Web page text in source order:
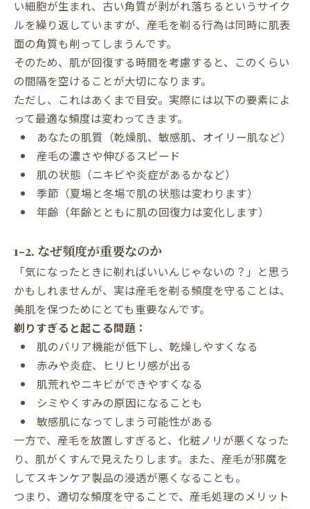
い細胞が生まれ、古い角質が剥がれ落ちるというサイク
ルを繰り返していますが、産毛を剃る行為は同時に肌表
面の角質も削ってしまうんです。
そのため、肌が回復する時間を考慮すると、このくらい
の間隔を空けることが大切になります。
ただし、これはあくまで目安。実際には以下の要素によ
って最適な頻度は変わってきます。
あなたの肌質（乾燥肌、敏感肌、オイリー肌など）
産毛の濃さや伸びるスピード
肌の状態（ニキビや炎症があるかなど）
季節（夏場と冬場で肌の状態は変わります）
年齢（年齢とともに肌の回復力は変化します）
1-2. なぜ頻度が重要なのか
「気になったときに剃ればいいんじゃないの？」と思う
かもしれませんが、実は産毛を剃る頻度を守ることは、
美肌を保つためにとても重要なんです。
剃りすぎると起こる問題：
肌のバリア機能が低下し、乾燥しやすくなる
赤みや炎症、ヒリヒリ感が出る
肌荒れやニキビができやすくなる
シミやくすみの原因になることも
敏感肌になってしまう可能性がある
一方で、産毛を放置しすぎると、化粧ノリが悪くなった
り、肌がくすんで見えたりします。また、産毛が邪魔を
してスキンケア製品の浸透が悪くなることも。
つまり、適切な頻度を守ることで、産毛処理のメリット